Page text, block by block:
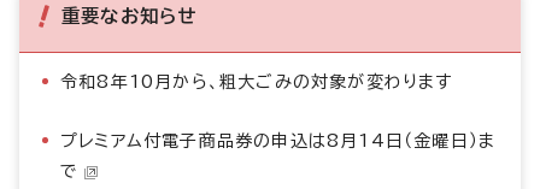
重要なお知らせ
令和8年10月から、粗大ごみの対象が変わります
プレミアム付電子商品券の申込は8月14日（金曜日）ま
で